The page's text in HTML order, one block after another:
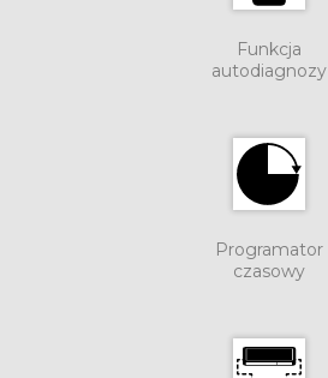
Funkcja
autodiagnozy
Programator
czasowy